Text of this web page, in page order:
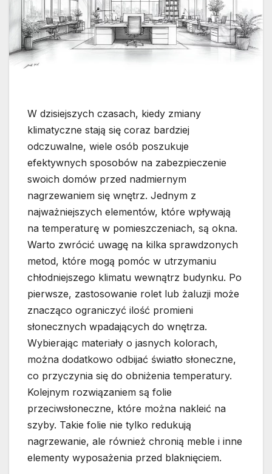
W dzisiejszych czasach, kiedy zmiany
klimatyczne stają się coraz bardziej
odczuwalne, wiele osób poszukuje
efektywnych sposobów na zabezpieczenie
swoich domów przed nadmiernym
nagrzewaniem się wnętrz. Jednym z
najważniejszych elementów, które wpływają
na temperaturę w pomieszczeniach, są okna.
Warto zwrócić uwagę na kilka sprawdzonych
metod, które mogą pomóc w utrzymaniu
chłodniejszego klimatu wewnątrz budynku. Po
pierwsze, zastosowanie rolet lub żaluzji może
znacząco ograniczyć ilość promieni
słonecznych wpadających do wnętrza.
Wybierając materiały o jasnych kolorach,
można dodatkowo odbijać światło słoneczne,
co przyczynia się do obniżenia temperatury.
Kolejnym rozwiązaniem są folie
przeciwsłoneczne, które można nakleić na
szyby. Takie folie nie tylko redukują
nagrzewanie, ale również chronią meble i inne
elementy wyposażenia przed blaknięciem.